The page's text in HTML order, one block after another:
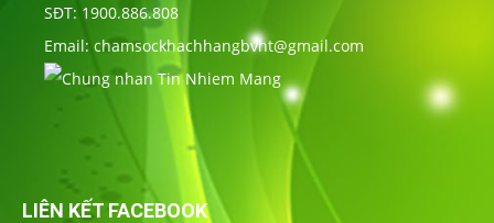
SĐT: 1900.886.808
Email: chamsockhachhangbvht@gmail.com
LIÊN KẾT FACEBOOK